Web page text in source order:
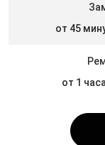
от 45
от 1 часа